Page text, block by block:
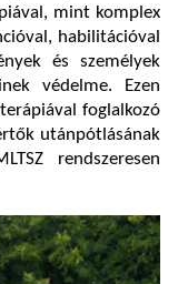
mint komplex
habilitációval
és személyek
védelme. Ezen
foglalkozó
utánpótlásának
rendszeresen